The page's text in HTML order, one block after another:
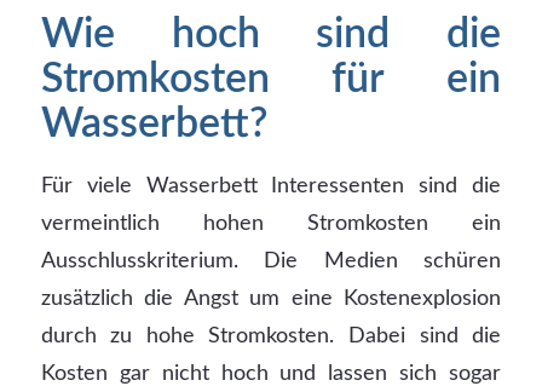
Wie hoch sind die
Stromkosten für ein
Wasserbett?
Für viele Wasserbett Interessenten sind die
vermeintlich hohen Stromkosten ein
Ausschlusskriterium. Die Medien schüren
zusätzlich die Angst um eine Kostenexplosion
durch zu hohe Stromkosten. Dabei sind die
Kosten gar nicht hoch und lassen sich sogar